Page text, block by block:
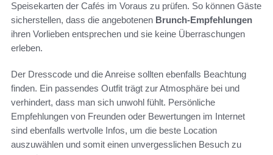
Speisekarten der Cafés im Voraus zu prüfen. So können Gäste
sicherstellen, dass die angebotenen Brunch-Empfehlungen
ihren Vorlieben entsprechen und sie keine Überraschungen
erleben.
Der Dresscode und die Anreise sollten ebenfalls Beachtung
finden. Ein passendes Outfit trägt zur Atmosphäre bei und
verhindert, dass man sich unwohl fühlt. Persönliche
Empfehlungen von Freunden oder Bewertungen im Internet
sind ebenfalls wertvolle Infos, um die beste Location
auszuwählen und somit einen unvergesslichen Besuch zu